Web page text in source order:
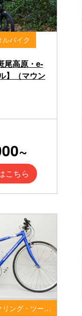
ルバイク
尾高原・e-
】（マウン
こちら
サイクリング・ツーリング・ポタリング